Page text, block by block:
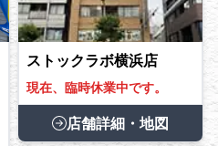
ストックラボ横浜店
現在、臨時休業中です。
店舗詳細・地図